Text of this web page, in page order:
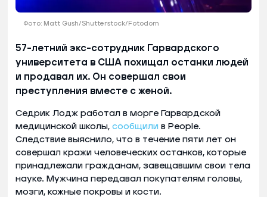
Фото: Matt Gush/Shutterstock/Fotodom
57-летний экс-сотрудник Гарвардского
университета в США похищал останки людей
и продавал их. Он совершал свои
преступления вместе с женой.
Седрик Лодж работал в морге Гарвардской
медицинской школы, сообщили в People.
Следствие выяснило, что в течение пяти лет он
совершал кражи человеческих останков, которые
принадлежали гражданам, завещавшим свои тела
науке. Мужчина передавал покупателям головы,
мозги, кожные покровы и кости.